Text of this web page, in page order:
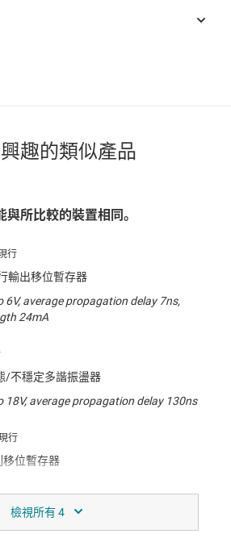
趣的類似產品
所比較的裝置相同。
輸出移位暫存器
6V, average propagation delay 7ns,
24mA
/不穩定多諧振盪器
18V, average propagation delay 130ns
移位暫存器